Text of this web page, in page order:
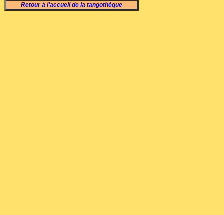
Retour à l’accueil de la tangothèque